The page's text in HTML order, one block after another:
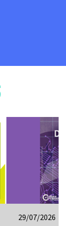
29/07/2026